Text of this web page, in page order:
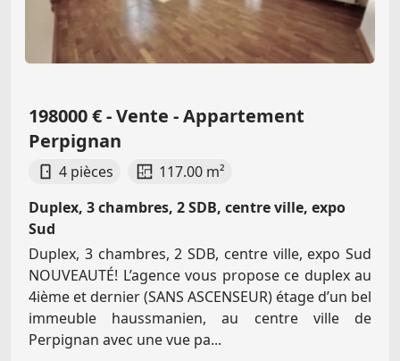
198000 € - Vente - Appartement
Perpignan
4 pièces
117.00 m²
Duplex, 3 chambres, 2 SDB, centre ville, expo
Sud
Duplex, 3 chambres, 2 SDB, centre ville, expo Sud
NOUVEAUTÉ! L’agence vous propose ce duplex au
4ième et dernier (SANS ASCENSEUR) étage d’un bel
immeuble haussmanien, au centre ville de
Perpignan avec une vue pa...